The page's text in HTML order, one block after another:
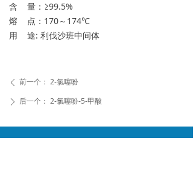
ꄲ 后一个： 2-氯噻吩-5-甲酸
ꄴ 前一个： 2-氯噻吩
含 量：≥99.5%
熔 点：170～174℃
用 途: 利伐沙班中间体